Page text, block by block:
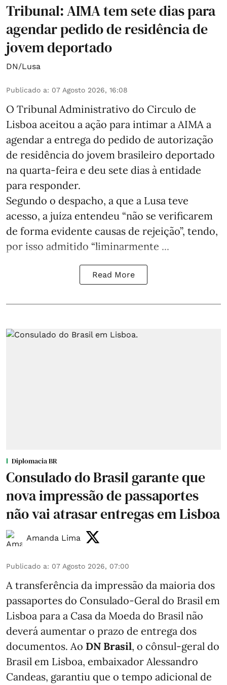
Tribunal: AIMA tem sete dias para
agendar pedido de residência de
jovem deportado
DN/Lusa
Publicado a: 07 Agosto 2026, 16:08
O Tribunal Administrativo do Circulo de
Lisboa aceitou a ação para intimar a AIMA a
agendar a entrega do pedido de autorização
de residência do jovem brasileiro deportado
na quarta-feira e deu sete dias à entidade
para responder.
Segundo o despacho, a que a Lusa teve
acesso, a juíza entendeu “não se verificarem
de forma evidente causas de rejeição”, tendo,
por isso admitido “liminarmente ...
Read More
Diplomacia BR
Consulado do Brasil garante que
nova impressão de passaportes
não vai atrasar entregas em Lisboa
Amanda Lima
Publicado a: 07 Agosto 2026, 07:00
A transferência da impressão da maioria dos
passaportes do Consulado-Geral do Brasil em
Lisboa para a Casa da Moeda do Brasil não
deverá aumentar o prazo de entrega dos
documentos. Ao DN Brasil, o cônsul-geral do
Brasil em Lisboa, embaixador Alessandro
Candeas, garantiu que o tempo adicional de